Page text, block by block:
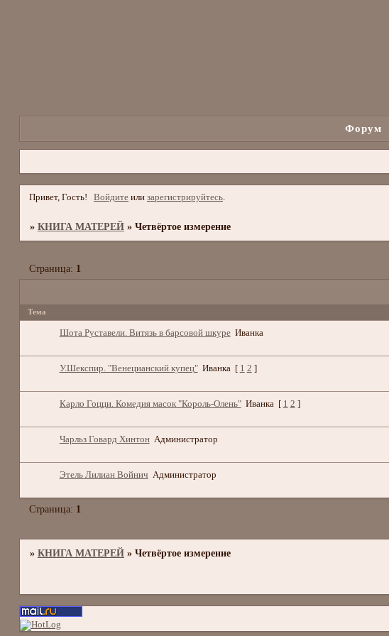
Форум
Привет, Гость! Войдите или зарегистрируйтесь
» КНИГА МАТЕРЕЙ » Четвёртое измерение
Страница: 1
Тема
Шота Руставели. Витязь в барсовой шкуре Иванка
У.Шекспир. "Венецианский купец" Иванка [ 1 2 ]
Карло Гоцци. Комедия масок "Король-Олень" Иванка [ 1 2 ]
Чарльз Говард Хинтон Администратор
Этель Лилиан Войнич Администратор
Страница: 1
» КНИГА МАТЕРЕЙ » Четвёртое измерение